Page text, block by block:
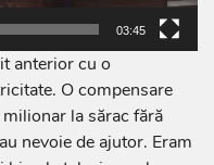
03:45
anterior cu o
O compensare
la sărac fără
nevoie de ajutor. Eram